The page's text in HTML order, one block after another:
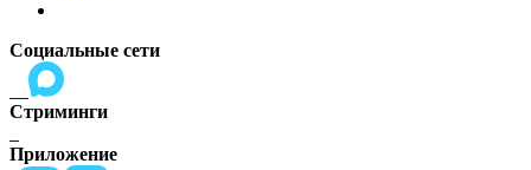
Социальные сети
Стриминги
Приложение